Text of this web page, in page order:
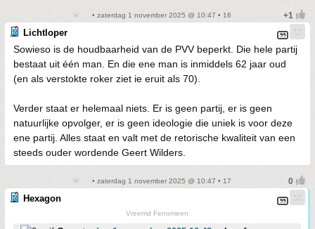
• zaterdag 1 november 2025 @ 10:47 • 16
Lichtloper
Sowieso is de houdbaarheid van de PVV beperkt. Die hele partij
bestaat uit één man. En die ene man is inmiddels 62 jaar oud
(en als verstokte roker ziet ie eruit als 70).
Verder staat er helemaal niets. Er is geen partij, er is geen
natuurlijke opvolger, er is geen ideologie die uniek is voor deze
ene partij. Alles staat en valt met de retorische kwaliteit van een
steeds ouder wordende Geert Wilders.
• zaterdag 1 november 2025 @ 10:47 • 17
Hexagon
Vreemd Fenomeen